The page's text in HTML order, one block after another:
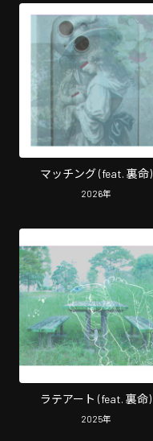
マッチング (feat. 裏命)
2026年
ラテアート (feat. 裏命)
2025年